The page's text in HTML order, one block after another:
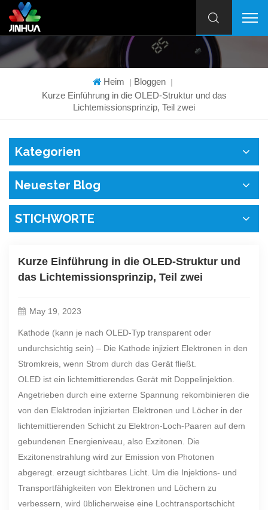
Heim | Bloggen |
Kurze Einführung in die OLED-Struktur und das
Lichtemissionsprinzip, Teil zwei
Kategorien
Neuester Blog
STICHWORTE
Kurze Einführung in die OLED-Struktur und
das Lichtemissionsprinzip, Teil zwei
May 19, 2023
Kathode (kann je nach OLED-Typ transparent oder
undurchsichtig sein) – Die Kathode injiziert Elektronen in den
Stromkreis, wenn Strom durch das Gerät fließt.
OLED ist ein lichtemittierendes Gerät mit Doppelinjektion.
Angetrieben durch eine externe Spannung rekombinieren die
von den Elektroden injizierten Elektronen und Löcher in der
lichtemittierenden Schicht zu Elektron-Loch-Paaren auf dem
gebundenen Energieniveau, also Exzitonen. Die
Exzitonenstrahlung wird zur Emission von Photonen
abgeregt. erzeugt sichtbares Licht. Um die Injektions- und
Transportfähigkeiten von Elektronen und Löchern zu
verbessern, wird üblicherweise eine Lochtransportschicht